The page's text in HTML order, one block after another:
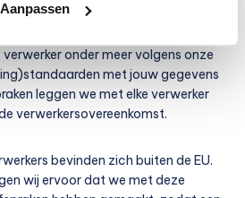
Aanpassen
jouw gegevens maken we gebruik
onder meer volgens onze
met jouw gegevens
leggen we met elke verwerker
verwerkersovereenkomst.
bevinden zich buiten de EU.
wij ervoor dat we met deze